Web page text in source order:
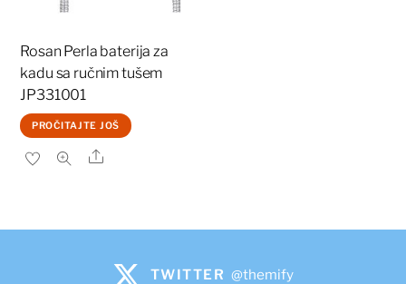
Rosan Perla baterija za
kadu sa ručnim tušem
JP331001
PROČITAJTE JOŠ
Share
TWITTER @themify